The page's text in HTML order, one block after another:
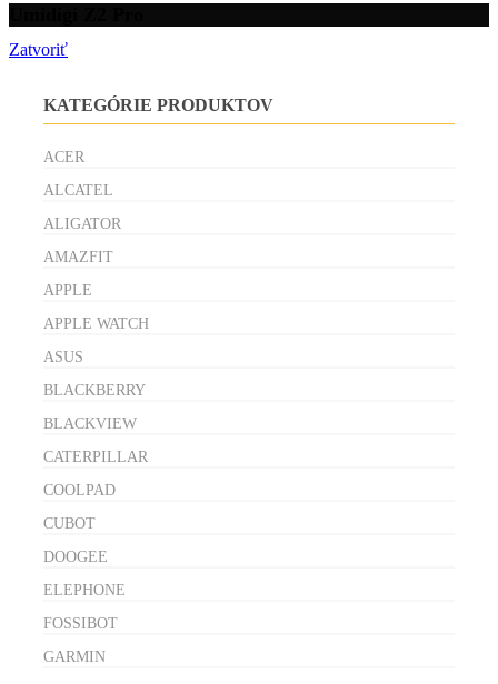
Zatvoriť
KATEGÓRIE PRODUKTOV
ACER
ALCATEL
ALIGATOR
AMAZFIT
APPLE
APPLE WATCH
ASUS
BLACKBERRY
BLACKVIEW
CATERPILLAR
COOLPAD
CUBOT
DOOGEE
ELEPHONE
FOSSIBOT
GARMIN